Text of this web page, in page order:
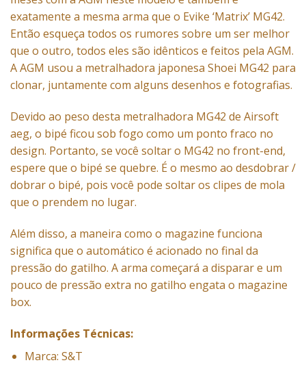
exatamente a mesma arma que o Evike ‘Matrix’ MG42.
Então esqueça todos os rumores sobre um ser melhor
que o outro, todos eles são idênticos e feitos pela AGM.
A AGM usou a metralhadora japonesa Shoei MG42 para
clonar, juntamente com alguns desenhos e fotografias.
Devido ao peso desta metralhadora MG42 de Airsoft
aeg, o bipé ficou sob fogo como um ponto fraco no
design. Portanto, se você soltar o MG42 no front-end,
espere que o bipé se quebre. É o mesmo ao desdobrar /
dobrar o bipé, pois você pode soltar os clipes de mola
que o prendem no lugar.
Além disso, a maneira como o magazine funciona
significa que o automático é acionado no final da
pressão do gatilho. A arma começará a disparar e um
pouco de pressão extra no gatilho engata o magazine
box.
Informações Técnicas:
Marca: S&T